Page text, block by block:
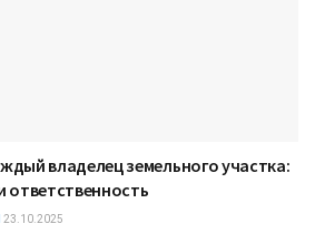
владелец земельного участка:
ответственность
23.10.2025